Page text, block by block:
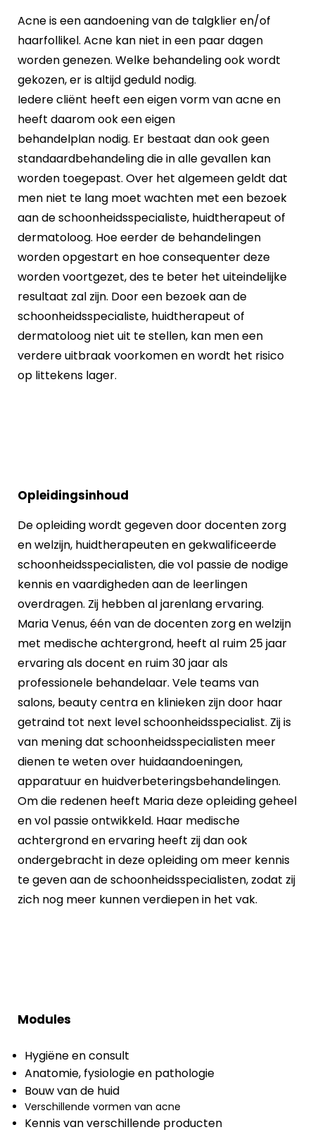
Acne is een aandoening van de talgklier en/of
haarfollikel. Acne kan niet in een paar dagen
worden genezen. Welke behandeling ook wordt
gekozen, er is altijd geduld nodig.
Iedere cliënt heeft een eigen vorm van acne en
heeft daarom ook een eigen
behandelplan nodig. Er bestaat dan ook geen
standaardbehandeling die in alle gevallen kan
worden toegepast. Over het algemeen geldt dat
men niet te lang moet wachten met een bezoek
aan de schoonheidsspecialiste, huidtherapeut of
dermatoloog. Hoe eerder de behandelingen
worden opgestart en hoe consequenter deze
worden voortgezet, des te beter het uiteindelijke
resultaat zal zijn. Door een bezoek aan de
schoonheidsspecialiste, huidtherapeut of
dermatoloog niet uit te stellen, kan men een
verdere uitbraak voorkomen en wordt het risico
op littekens lager.
Opleidingsinhoud
De opleiding wordt gegeven door docenten zorg
en welzijn, huidtherapeuten en gekwalificeerde
schoonheidsspecialisten, die vol passie de nodige
kennis en vaardigheden aan de leerlingen
overdragen. Zij hebben al jarenlang ervaring.
Maria Venus, één van de docenten zorg en welzijn
met medische achtergrond, heeft al ruim 25 jaar
ervaring als docent en ruim 30 jaar als
professionele behandelaar. Vele teams van
salons, beauty centra en klinieken zijn door haar
getraind tot next level schoonheidsspecialist. Zij is
van mening dat schoonheidsspecialisten meer
dienen te weten over huidaandoeningen,
apparatuur en huidverbeteringsbehandelingen.
Om die redenen heeft Maria deze opleiding geheel
en vol passie ontwikkeld. Haar medische
achtergrond en ervaring heeft zij dan ook
ondergebracht in deze opleiding om meer kennis
te geven aan de schoonheidsspecialisten, zodat zij
zich nog meer kunnen verdiepen in het vak.
Modules
Hygiëne en consult
Anatomie, fysiologie en pathologie
Bouw van de huid
Verschillende vormen van acne
Kennis van verschillende producten